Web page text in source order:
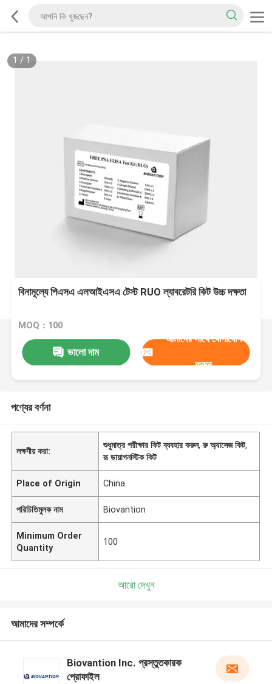
1 / 1
বিনামূল্যে পিএসএ এলআইএসএ টেস্ট RUO ল্যাবরেটরি কিট উচ্চ দক্ষতা
MOQ：100
ভালো দাম
আমাদের সাথে যোগাযোগ
করুন
পণ্যের বর্ণনা
লক্ষণীয় করা:
শুধুমাত্র পরীক্ষার কিট ব্যবহার করুন,রু অ্যাসেজ কিট,
রূ ডায়াগনস্টিক কিট
Place of Origin China
পরিচিতিমুলক নাম Biovantion
Minimum Order
Quantity
100
আরো দেখুন
আমাদের সম্পর্কে
Biovantion Inc. প্রস্তুতকারক
প্রোফাইল